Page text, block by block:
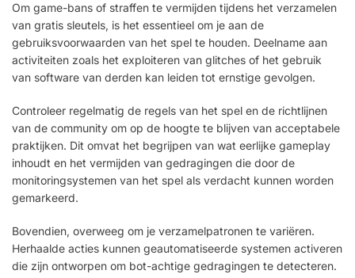
Om game-bans of straffen te vermijden tijdens het verzamelen
van gratis sleutels, is het essentieel om je aan de
gebruiksvoorwaarden van het spel te houden. Deelname aan
activiteiten zoals het exploiteren van glitches of het gebruik
van software van derden kan leiden tot ernstige gevolgen.
Controleer regelmatig de regels van het spel en de richtlijnen
van de community om op de hoogte te blijven van acceptabele
praktijken. Dit omvat het begrijpen van wat eerlijke gameplay
inhoudt en het vermijden van gedragingen die door de
monitoringsystemen van het spel als verdacht kunnen worden
gemarkeerd.
Bovendien, overweeg om je verzamelpatronen te variëren.
Herhaalde acties kunnen geautomatiseerde systemen activeren
die zijn ontworpen om bot-achtige gedragingen te detecteren.